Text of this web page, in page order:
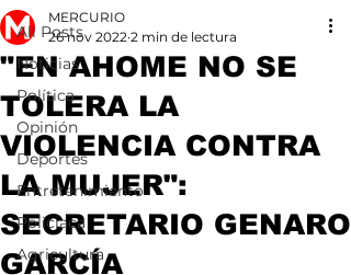
All Posts
Noticias
Política
Opinión
Deportes
Entretenimiento
Policiaca
Agricultura
"EN AHOME NO SE
TOLERA LA
VIOLENCIA CONTRA
LA MUJER":
SECRETARIO GENARO
GARCÍA
MERCURIO
26 nov 2022 2 min de lectura